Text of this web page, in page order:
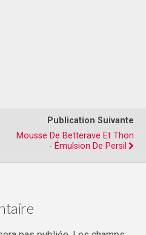
Publication Suivante
Mousse De Betterave Et Thon
- Émulsion De Persil